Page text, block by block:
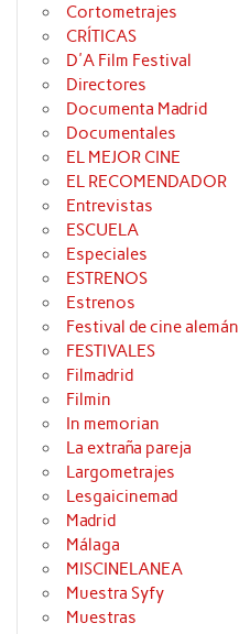
Cortometrajes
CRÍTICAS
D'A Film Festival
Directores
Documenta Madrid
Documentales
EL MEJOR CINE
EL RECOMENDADOR
Entrevistas
ESCUELA
Especiales
ESTRENOS
Estrenos
Festival de cine alemán
FESTIVALES
Filmadrid
Filmin
In memorian
La extraña pareja
Largometrajes
Lesgaicinemad
Madrid
Málaga
MISCINELANEA
Muestra Syfy
Muestras